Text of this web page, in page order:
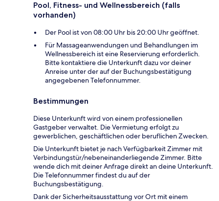
Pool, Fitness- und Wellnessbereich (falls
vorhanden)
Der Pool ist von 08:00 Uhr bis 20:00 Uhr geöffnet.
Für Massageanwendungen und Behandlungen im
Wellnessbereich ist eine Reservierung erforderlich.
Bitte kontaktiere die Unterkunft dazu vor deiner
Anreise unter der auf der Buchungsbestätigung
angegebenen Telefonnummer.
Bestimmungen
Diese Unterkunft wird von einem professionellen
Gastgeber verwaltet. Die Vermietung erfolgt zu
gewerblichen, geschäftlichen oder beruflichen Zwecken.
Die Unterkunft bietet je nach Verfügbarkeit Zimmer mit
Verbindungstür/nebeneinanderliegende Zimmer. Bitte
wende dich mit deiner Anfrage direkt an deine Unterkunft.
Die Telefonnummer findest du auf der
Buchungsbestätigung.
Dank der Sicherheitsausstattung vor Ort mit einem